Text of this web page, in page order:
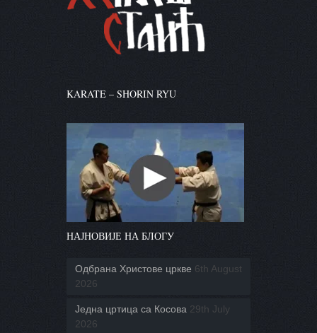
KARATE – SHORIN RYU
НАЈНОВИЈЕ НА БЛОГУ
Одбрана Христове цркве 6th August
2026
Једна цртица са Косова 29th July
2026